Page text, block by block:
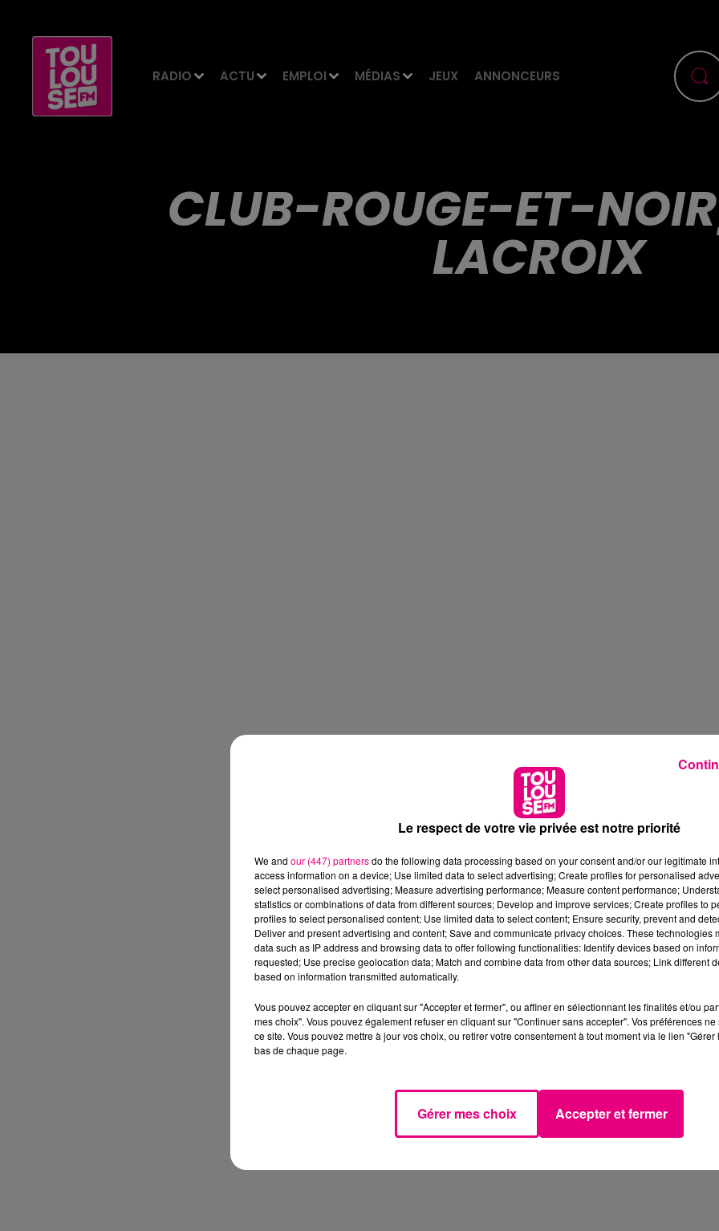
RADIO ACTU EMPLOI MÉDIAS JEUX ANNONCEURS
CLUB-ROUGE-ET-
LACROIX
Le respect de votre vie privée est notre priorité
We and our (447) partnersdo the following data processing based on your consent and/or our legitimate
access information on a device; Use limited data to select advertising; Create profiles for personalised
select personalised advertising; Measure advertising performance; Measure content performance;
statistics or combinations of data from different sources; Develop and improve services; Create profiles to
profiles to select personalised content; Use limited data to select content; Ensure security, prevent and
Deliver and present advertising and content; Save and communicate privacy choices. These technologies
data such as IP address and browsing data to offer following functionalities: Identify devices based on
requested; Use precise geolocation data; Match and combine data from other data sources; Link different
based on information transmitted automatically.
Vous pouvez accepter en cliquant sur "Accepter et fermer", ou affiner en sélectionnant les finalités et/ou
mes choix". Vous pouvez également refuser en cliquant sur "Continuer sans accepter". Vos préférences
ce site. Vous pouvez mettre à jour vos choix, ou retirer votre consentement à tout moment via le lien
bas de chaque page.
Gérer mes choix Accepter et fermer